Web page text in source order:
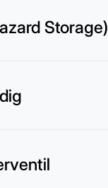
Storage)